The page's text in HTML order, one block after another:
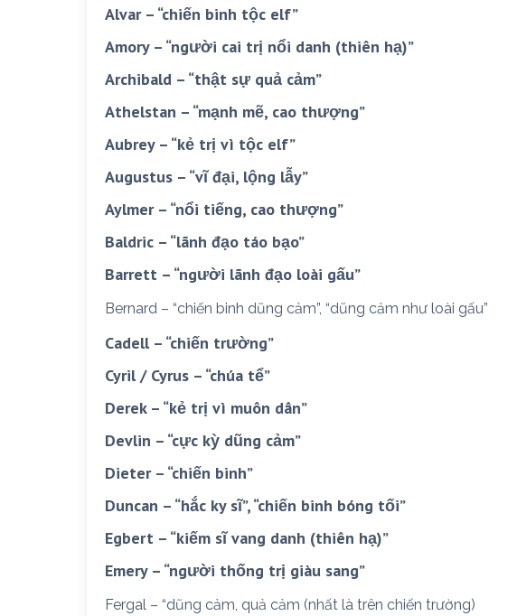
Alvar – “chiến binh tộc elf”
Amory – “người cai trị nổi danh (thiên hạ)”
Archibald – “thật sự quả cảm”
Athelstan – “mạnh mẽ, cao thượng”
Aubrey – “kẻ trị vì tộc elf”
Augustus – “vĩ đại, lộng lẫy”
Aylmer – “nổi tiếng, cao thượng”
Baldric – “lãnh đạo táo bạo”
Barrett – “người lãnh đạo loài gấu”
Bernard – “chiến binh dũng cảm”, “dũng cảm như loài gấu”
Cadell – “chiến trường”
Cyril / Cyrus – “chúa tể”
Derek – “kẻ trị vì muôn dân”
Devlin – “cực kỳ dũng cảm”
Dieter – “chiến binh”
Duncan – “hắc ky sĩ”, “chiến binh bóng tối”
Egbert – “kiếm sĩ vang danh (thiên hạ)”
Emery – “người thống trị giàu sang”
Fergal – “dũng cảm, quả cảm (nhất là trên chiến trường)